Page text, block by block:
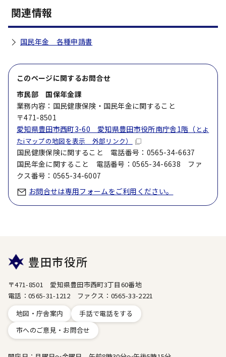
関連情報
国民年金 各種申請書
このページに関するお問合せ
市民部 国保年金課
業務内容：国民健康保険・国民年金に関すること
〒471-8501
愛知県豊田市西町3-60 愛知県豊田市役所南庁舎1階（ とよ
たiマップの地図を表示 外部リンク）
国民健康保険に関すること 電話番号：0565-34-6637
国民年金に関すること 電話番号：0565-34-6638 ファ
クス番号：0565-34-6007
お問合せは専用フォームをご利用ください。
豊田市役所
〒471-8501 愛知県豊田市西町3丁目60番地
電話：0565-31-1212 ファクス：0565-33-2221
地図・庁舎案内
手話で電話をする
市へのご意見・お問合せ